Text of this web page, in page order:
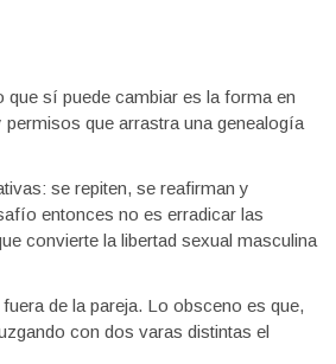
que sí puede cambiar es la forma en
que arrastra una genealogía
se repiten, se reafirman y
entonces no es erradicar las
convierte la libertad sexual masculina
de la pareja. Lo obsceno es que,
con dos varas distintas el